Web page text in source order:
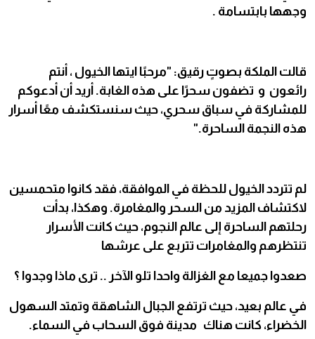
وجهها بابتسامة .
قالت الملكة بصوتٍ رقيق: "مرحبًا ايتها الخيول ، أنتم
رائعون و تضفون سحرًا على هذه الغابة. أريد أن أدعوكم
للمشاركة في سباق سحري، حيث سنستكشف معًا أسرار
هذه النجمة الساحرة."
لم تتردد الخيول للحظة في الموافقة، فقد كانوا متحمسين
لاكتشاف المزيد من السحر والمغامرة. وهكذا، بدأت
رحلتهم الساحرة إلى عالم النجوم، حيث كانت الأسرار
تنتظرهم والمغامرات تتربع على عرشها
صعدوا جميعا مع الغزالة واحدا تلو الآخر .. ترى ماذا وجدوا ؟
في عالم بعيد، حيث ترتفع الجبال الشاهقة وتمتد السهول
الخضراء، كانت هناك مدينة فوق السحاب في السماء.